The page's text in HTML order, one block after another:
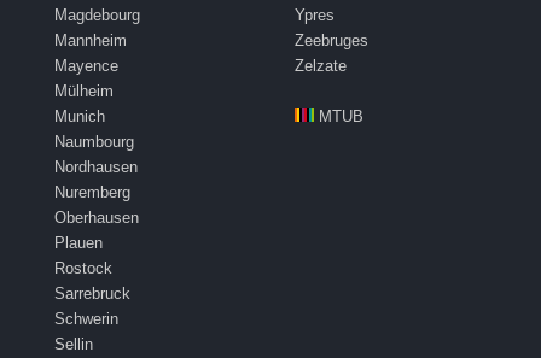
Magdebourg
Mannheim
Mayence
Mülheim
Munich
Naumbourg
Nordhausen
Nuremberg
Oberhausen
Plauen
Rostock
Sarrebruck
Schwerin
Sellin
Ypres
Zeebruges
Zelzate
MTUB